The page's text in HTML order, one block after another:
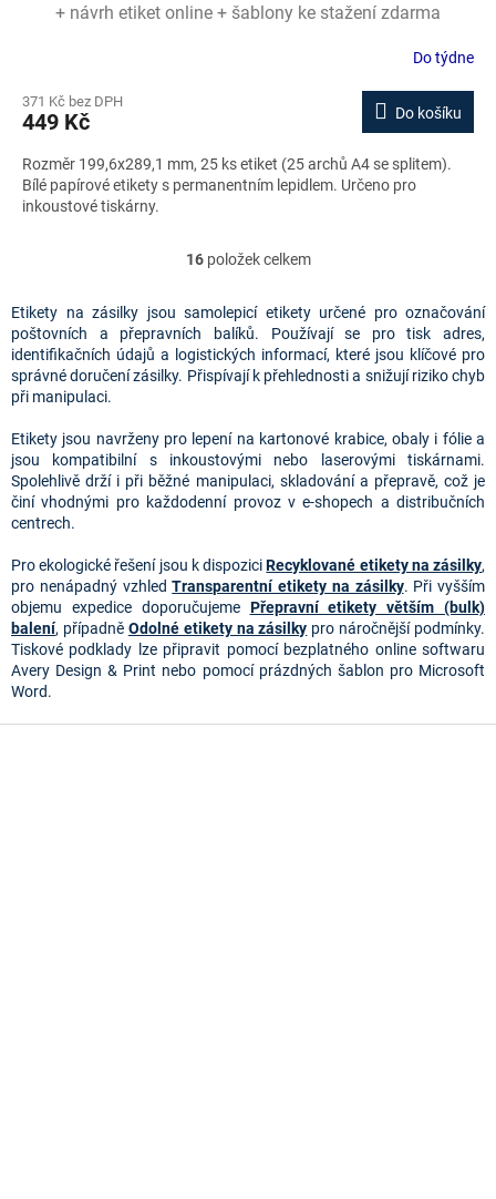
+ návrh etiket online + šablony ke stažení zdarma
Do týdne
371 Kč bez DPH
449 Kč Do košíku
Rozměr 199,6x289,1 mm, 25 ks etiket (25 archů A4 se splitem).
Bílé papírové etikety s permanentním lepidlem. Určeno pro
inkoustové tiskárny.
O
l
á
d
a
p
r
v
k
ý
p
i
s
u
16položek celkem
Etikety na zásilky jsou samolepicí etikety určené pro označování
poštovních a přepravních balíků. Používají se pro tisk adres,
identifikačních údajů a logistických informací, které jsou klíčové pro
správné doručení zásilky. Přispívají k přehlednosti a snižují riziko chyb
při manipulaci.
Etikety jsou navrženy pro lepení na kartonové krabice, obaly i fólie a
jsou kompatibilní s inkoustovými nebo laserovými tiskárnami.
Spolehlivě drží i při běžné manipulaci, skladování a přepravě, což je
činí vhodnými pro každodenní provoz v e-shopech a distribučních
centrech.
Pro ekologické řešení jsou k dispoziciRecyklované etikety na zásilky,
pro nenápadný vzhledTransparentní etikety na zásilky. Při vyšším
objemu expedice doporučujeme Přepravní etikety větším (bulk)
balení, případně Odolné etikety na zásilky pro náročnější podmínky.
Tiskové podklady lze připravit pomocí bezplatného online softwaru
Avery Design & Print nebo pomocí prázdných šablon pro Microsoft
Word.